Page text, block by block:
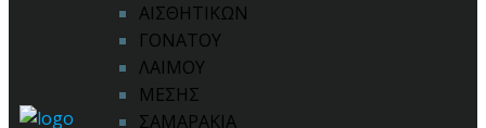
ΑΙΣΘΗΤΙΚΩΝ
ΓΟΝΑΤΟΥ
ΛΑΙΜΟΥ
ΜΕΣΗΣ
ΣΑΜΑΡΑΚΙΑ